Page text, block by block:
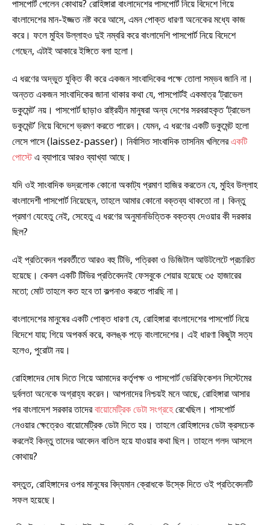
পাসপোর্ট পেলেন কোথায়? রোহিঙ্গারা বাংলাদেশের পাসপোর্ট নিয়ে বিদেশে গিয়ে
বাংলাদেশের মান-ইজ্জত নষ্ট করে আসে, এমন পোক্ত ধারণা অনেকের মধ্যে কাজ
করে। ফলে মুহিব উল্লাহও দুই নম্বরি করে বাংলাদেশি পাসপোর্ট নিয়ে বিদেশে
গেছেন, এটাই আকারে ইঙ্গিতে বলা হলো।
এ ধরণের অদ্ভুত যুক্তি কী করে একজন সাংবাদিকের পক্ষে তোলা সম্ভব জানি না।
অন্তত একজন সাংবাদিকের জানা থাকার কথা যে, পাসপোর্টই একমাত্র ‘ট্রাভেল
ডকুমেন্ট’ নয়। পাসপোর্ট ছাড়াও রাষ্ট্রহীন মানুষরা অন্য দেশের সরবরাহকৃত ‘ট্রাভেল
ডকুমেন্ট’ নিয়ে বিদেশে ভ্রমণ করতে পারেন। যেমন, এ ধরণের একটি ডকুমেন্ট হলো
লেসে পাসে (laissez-passer)। নির্বাসিত সাংবাদিক তাসনিম খলিলেরএকটি
পোস্টেএ ব্যাপারে আরও ব্যাখ্যা আছে।
যদি ওই সাংবাদিক ভদ্রলোক কোনো অকাট্য প্রমাণ হাজির করতেন যে, মুহিব উল্লাহ
বাংলাদেশী পাসপোর্ট নিয়েছেন, তাহলে আমার কোনো বক্তব্য থাকতো না। কিন্তু
প্রমাণ যেহেতু নেই, সেহেতু এ ধরণের অনুমানভিত্তিক বক্তব্য দেওয়ার কী দরকার
ছিল?
এই প্রতিবেদন পরবর্তীতে আরও বহু টিভি, পত্রিকা ও ডিজিটাল আউটলেটে প্রচারিত
হয়েছে। কেবল একটি টিভির প্রতিবেদনই ফেসবুকে শেয়ার হয়েছে ৩৫ হাজারের
মতো; মোট তাহলে কত হবে তা কল্পনাও করতে পারছি না।
বাংলাদেশের মানুষের একটি পোক্ত ধারণা যে, রোহিঙ্গারা বাংলাদেশের পাসপোর্ট নিয়ে
বিদেশে যায়; গিয়ে অপকর্ম করে, কলঙ্ক পড়ে বাংলাদেশের। এই ধারণা কিছুটা সত্য
হলেও, পুরোটা নয়।
রোহিঙ্গাদের দোষ দিতে গিয়ে আমাদের কর্তৃপক্ষ ও পাসপোর্ট ভেরিফিকেশন সিস্টেমের
দুর্বলতা অনেকে অগ্রাহ্য করেন। আপনাদের নিশ্চয়ই মনে আছে, রোহিঙ্গারা আসার
পর বাংলাদেশ সরকার তাদেরবায়োমেট্রিক ডেটা সংগ্রহেরেখেছিল। পাসপোর্ট
নেওয়ার ক্ষেত্রেও বায়োমেট্রিক ডেটা দিতে হয়। তাহলে রোহিঙ্গাদের ডেটা ক্রসচেক
করলেই কিন্তু তাদের আবেদন বাতিল হয়ে যাওয়ার কথা ছিল। তাহলে গলদ আসলে
কোথায়?
বস্তুত, রোহিঙ্গাদের ওপর মানুষের বিদ্যমান ক্রোধকে উস্কে দিতে ওই প্রতিবেদনটি
সফল হয়েছে।